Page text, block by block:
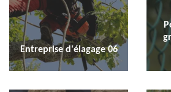
Entreprise d'élagage 06